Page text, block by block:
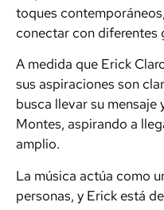
toques
conectar con diferentes
A medida que Erick
sus aspiraciones son
busca llevar su mensaje
Montes, aspirando a
amplio.
La música actúa como
personas, y Erick está